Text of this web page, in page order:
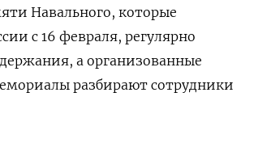
Навального, которые
с 16 февраля, регулярно
а организованные
разбирают сотрудники